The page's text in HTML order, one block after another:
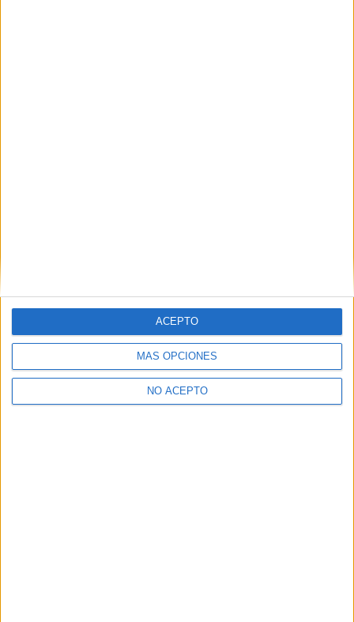
MÁS OPCIONES
NO ACEPTO
ACEPTO
Y como regalo de agradecimiento, por registrarte te daremos
gratis una copia de nuestro ebook con 100 consejos para tu
primer año de universidad